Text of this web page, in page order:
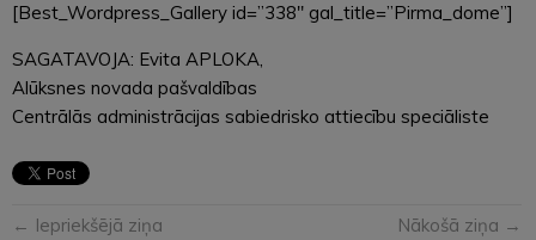
[Best_Wordpress_Gallery id=”338″ gal_title=”Pirma_dome”]
SAGATAVOJA: Evita APLOKA,
Alūksnes novada pašvaldības
Centrālās administrācijas sabiedrisko attiecību speciāliste
← Iepriekšējā ziņa Nākošā ziņa →